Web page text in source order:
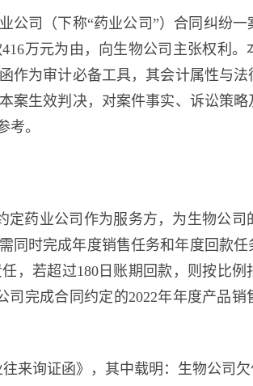
公司（下称“药业公司”）合同纠纷
万元为由，向生物公司主张权利
作为审计必备工具，其会计属性与
案生效判决，对案件事实、诉讼策
。
药业公司作为服务方，为生物公
同时完成年度销售任务和年度回款
，若超过180日账期回款，则按比
完成合同约定的2022年年度产品
来询证函》，其中载明：生物公司